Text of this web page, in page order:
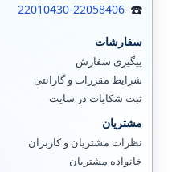
22010430-22058406
سفارشات
پیگیری سفارش
شرایط مقررات و گارانتی
ثبت شکایات در سایت
مشتریان
نظرات مشتریان و کاربران
خانواده مشتریان